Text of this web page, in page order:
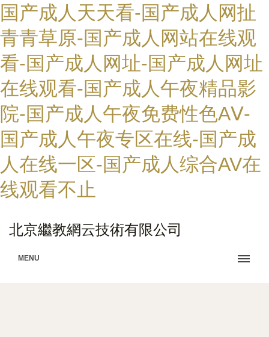
国产成人天天看-国产成人网扯
青青草原-国产成人网站在线观
看-国产成人网址-国产成人网址
在线观看-国产成人午夜精品影
院-国产成人午夜免费性色AⅤ-
国产成人午夜专区在线-国产成
人在线一区-国产成人综合AV在
线观看不止
北京繼教網云技術有限公司
MENU